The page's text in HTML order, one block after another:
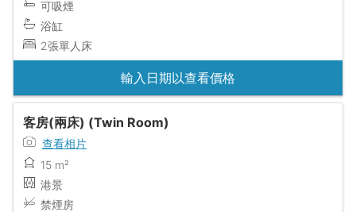
可吸煙
浴缸
2張單人床
輸入日期以查看價格
客房(兩床) (Twin Room)
查看相片
15 m²
港景
禁煙房